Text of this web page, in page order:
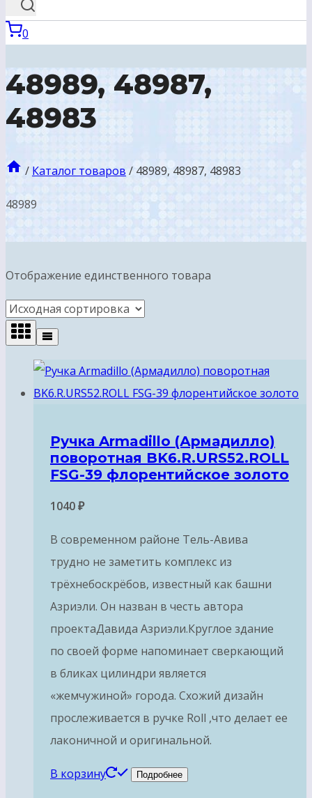
0
48989, 48987,
48983
/ Каталог товаров / 48989, 48987, 48983
48989
Отображение единственного товара
Ручка Armadillo (Армадилло)
поворотная BK6.R.URS52.ROLL
FSG-39 флорентийское золото
1040₽
В современном районе Тель-Авива
трудно не заметить комплекс из
трёхнебоскрёбов, известный как башни
Азриэли. Он назван в честь автора
проектаДавида Азриэли.Круглое здание
по своей форме напоминает сверкающий
в бликах цилиндри является
«жемчужиной» города. Схожий дизайн
прослеживается в ручке Roll ,что делает ее
лаконичной и оригинальной.
В корзину Подробнее